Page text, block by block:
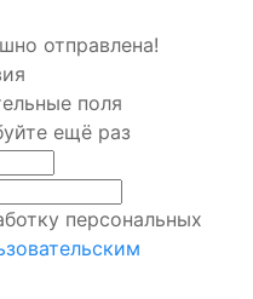
отправлена!
поля
ещё раз
персональных